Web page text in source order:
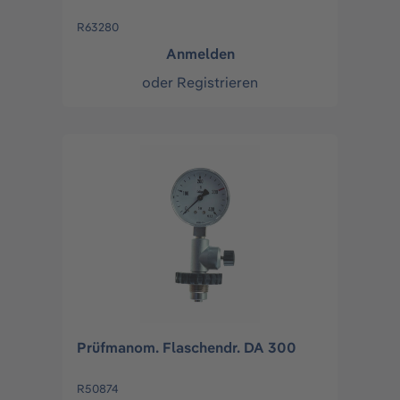
R63280
Anmelden
oder Registrieren
Prüfmanom. Flaschendr. DA 300
R50874